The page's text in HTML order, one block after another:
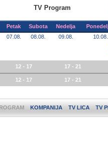
TV Program
Petak Subota Nedelja
07.08. 08.08. 09.08. 10.08.
12 - 17 17 - 21
12 - 17 17 - 21
KOMPANIJA TV LICA TV